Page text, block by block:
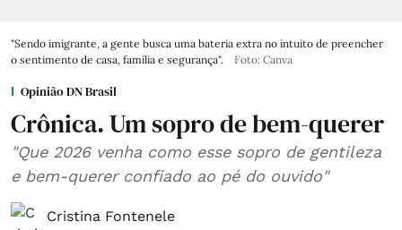
"Sendo imigrante, a gente busca uma bateria extra no intuito de preencher
o sentimento de casa, família e segurança".
Foto: Canva
Opinião DN Brasil
Crônica. Um sopro de bem-querer
"Que 2026 venha como esse sopro de gentileza
e bem-querer confiado ao pé do ouvido"
Cristina Fontenele